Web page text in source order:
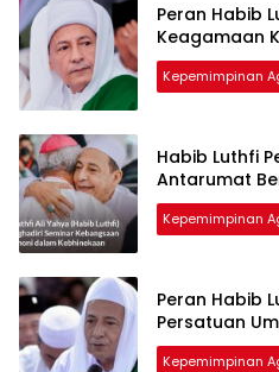
Peran Habib
Keagamaan
Kepemimpinan
Habib Luthfi
Antarumat
Kepemimpinan
Peran Habib
Persatuan
Kepemimpinan